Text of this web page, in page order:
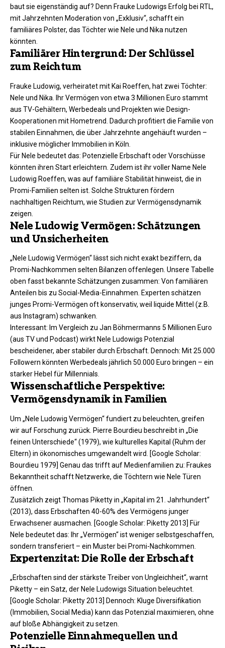
baut sie eigenständig auf? Denn Frauke Ludowigs Erfolg bei RTL,
mit Jahrzehnten Moderation von „Exklusiv“, schafft ein
familiäres Polster, das Töchter wie Nele und Nika nutzen
könnten.
Familiärer Hintergrund: Der Schlüssel
zum Reichtum
Frauke Ludowig, verheiratet mit Kai Roeffen, hat zwei Töchter:
Nele und Nika. Ihr Vermögen von etwa 3 Millionen Euro stammt
aus TV-Gehältern, Werbedeals und Projekten wie Design-
Kooperationen mit Hometrend. Dadurch profitiert die Familie von
stabilen Einnahmen, die über Jahrzehnte angehäuft wurden –
inklusive möglicher Immobilien in Köln.
Für Nele bedeutet das: Potenzielle Erbschaft oder Vorschüsse
könnten ihren Start erleichtern. Zudem ist ihr voller Name Nele
Ludowig Roeffen, was auf familiäre Stabilität hinweist, die in
Promi-Familien selten ist. Solche Strukturen fördern
nachhaltigen Reichtum, wie Studien zur Vermögensdynamik
zeigen.
Nele Ludowig Vermögen: Schätzungen
und Unsicherheiten
„Nele Ludowig Vermögen“ lässt sich nicht exakt beziffern, da
Promi-Nachkommen selten Bilanzen offenlegen. Unsere Tabelle
oben fasst bekannte Schätzungen zusammen: Von familiären
Anteilen bis zu Social-Media-Einnahmen. Experten schätzen
junges Promi-Vermögen oft konservativ, weil liquide Mittel (z.B.
aus Instagram) schwanken.
Interessant: Im Vergleich zu Jan Böhmermanns 5 Millionen Euro
(aus TV und Podcast) wirkt Nele Ludowigs Potenzial
bescheidener, aber stabiler durch Erbschaft. Dennoch: Mit 25.000
Followern könnten Werbedeals jährlich 50.000 Euro bringen – ein
starker Hebel für Millennials.
Wissenschaftliche Perspektive:
Vermögensdynamik in Familien
Um „Nele Ludowig Vermögen“ fundiert zu beleuchten, greifen
wir auf Forschung zurück. Pierre Bourdieu beschreibt in „Die
feinen Unterschiede“ (1979), wie kulturelles Kapital (Ruhm der
Eltern) in ökonomisches umgewandelt wird. [Google Scholar:
Bourdieu 1979] Genau das trifft auf Medienfamilien zu: Fraukes
Bekanntheit schafft Netzwerke, die Töchtern wie Nele Türen
öffnen.​
Zusätzlich zeigt Thomas Piketty in „Kapital im 21. Jahrhundert“
(2013), dass Erbschaften 40-60% des Vermögens junger
Erwachsener ausmachen. [Google Scholar: Piketty 2013] Für
Nele bedeutet das: Ihr „Vermögen“ ist weniger selbstgeschaffen,
sondern transferiert – ein Muster bei Promi-Nachkommen.​
Expertenzitat: Die Rolle der Erbschaft
„Erbschaften sind der stärkste Treiber von Ungleichheit“, warnt
Piketty – ein Satz, der Nele Ludowigs Situation beleuchtet.
[Google Scholar: Piketty 2013] Dennoch: Kluge Diversifikation
(Immobilien, Social Media) kann das Potenzial maximieren, ohne
auf bloße Abhängigkeit zu setzen.
Potenzielle Einnahmequellen und